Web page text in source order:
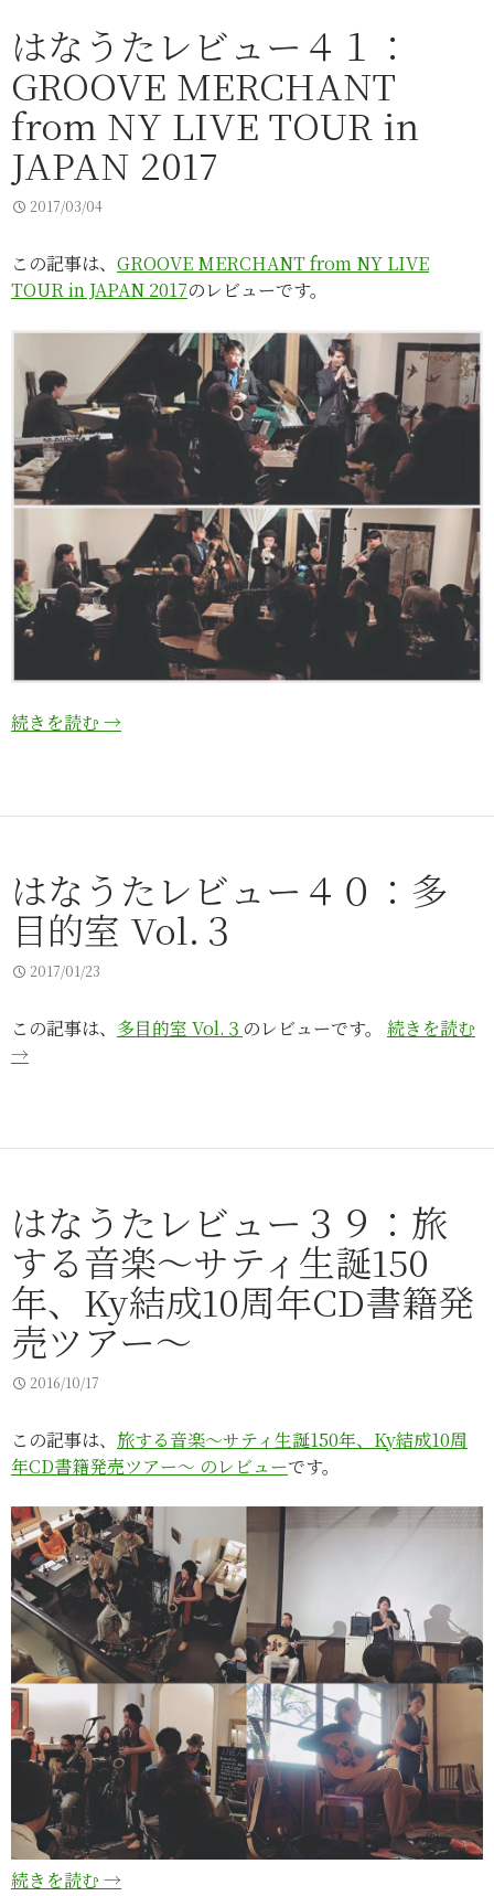
はなうたレビュー４１：
GROOVE MERCHANT
from NY LIVE TOUR in
JAPAN 2017
2017/03/04
この記事は、 GROOVE MERCHANT from NY LIVE
TOUR in JAPAN 2017のレビューです。
続きを読む →
はなうたレビュー４０：多
目的室 Vol.３
2017/01/23
この記事は、 多目的室 Vol.３ のレビューです。 続きを読む
→
はなうたレビュー３９：旅
する音楽～サティ生誕150
年、Ky結成10周年CD書籍発
売ツアー～
2016/10/17
この記事は、 旅する音楽～サティ生誕150年、Ky結成10周
年CD書籍発売ツアー～ のレビューです。
続きを読む →